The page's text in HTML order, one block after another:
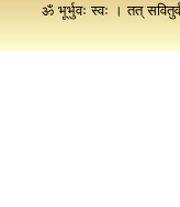
ॐ भूर्भुवः स्वः । तत्